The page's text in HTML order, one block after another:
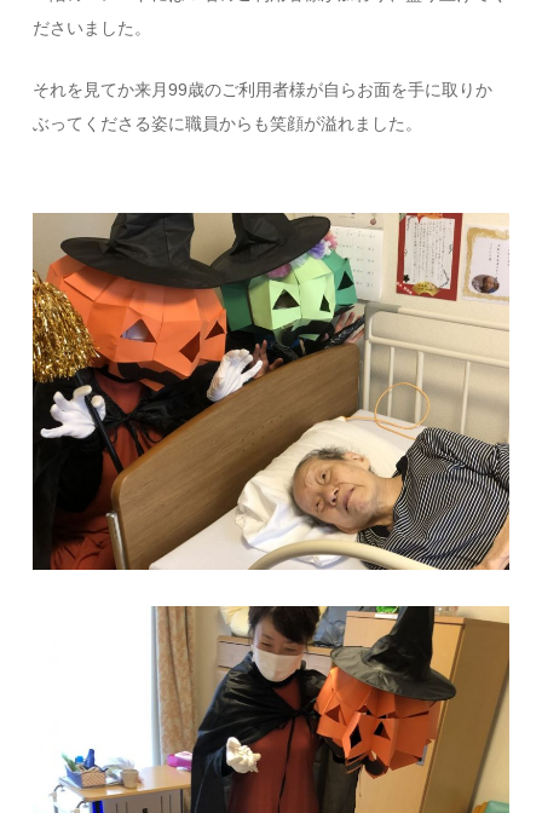
ださいました。
それを見てか来月99歳のご利用者様が自らお面を手に取りか
ぶってくださる姿に職員からも笑顔が溢れました。